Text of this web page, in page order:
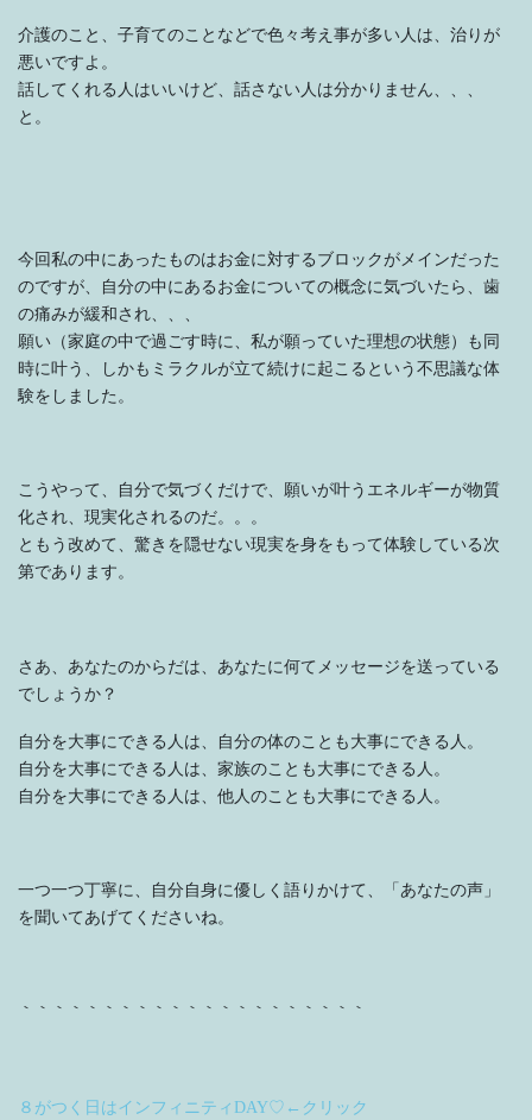
介護のこと、子育てのことなどで色々考え事が多い人は、治りが
悪いですよ。
話してくれる人はいいけど、話さない人は分かりません、、、
と。
今回私の中にあったものはお金に対するブロックがメインだった
のですが、自分の中にあるお金についての概念に気づいたら、歯
の痛みが緩和され、、、
願い（家庭の中で過ごす時に、私が願っていた理想の状態）も同
時に叶う、しかもミラクルが立て続けに起こるという不思議な体
験をしました。
こうやって、自分で気づくだけで、願いが叶うエネルギーが物質
化され、現実化されるのだ。。。
ともう改めて、驚きを隠せない現実を身をもって体験している次
第であります。
さあ、あなたのからだは、あなたに何てメッセージを送っている
でしょうか？
自分を大事にできる人は、自分の体のことも大事にできる人。
自分を大事にできる人は、家族のことも大事にできる人。
自分を大事にできる人は、他人のことも大事にできる人。
一つ一つ丁寧に、自分自身に優しく語りかけて、「あなたの声」
を聞いてあげてくださいね。
｀｀｀｀｀｀｀｀｀｀｀｀｀｀｀｀｀｀｀｀｀
８がつく日はインフィニティDAY♡←クリック